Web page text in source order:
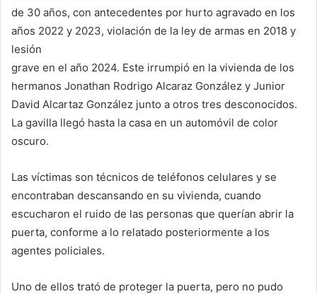
de 30 años, con antecedentes por hurto agravado en los
años 2022 y 2023, violación de la ley de armas en 2018 y
lesión
grave en el año 2024. Este irrumpió en la vivienda de los
hermanos Jonathan Rodrigo Alcaraz González y Junior
David Alcartaz González junto a otros tres desconocidos.
La gavilla llegó hasta la casa en un automóvil de color
oscuro.
Las víctimas son técnicos de teléfonos celulares y se
encontraban descansando en su vivienda, cuando
escucharon el ruido de las personas que querían abrir la
puerta, conforme a lo relatado posteriormente a los
agentes policiales.
Uno de ellos trató de proteger la puerta, pero no pudo